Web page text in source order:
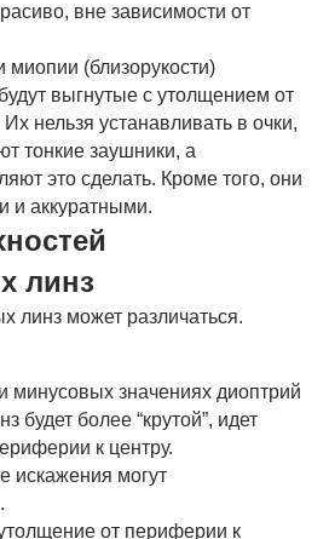
вне зависимости от
миопии (близорукости)
выгнутые с утолщением от
нельзя устанавливать в очки,
тонкие заушники, а
это сделать. Кроме того, они
и аккуратными.
линз
линз может различаться.
минусовых значениях диоптрий
будет более “крутой”, идет
к центру.
искажения могут
от периферии к